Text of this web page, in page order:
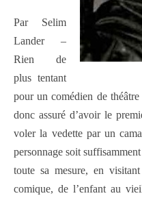
Par Selim
Lander –
Rien de
plus tentant
pour un comédien de
donc assuré d’avoir le
voler la vedette par un
personnage soit
toute sa mesure, en
comique, de l’enfant au